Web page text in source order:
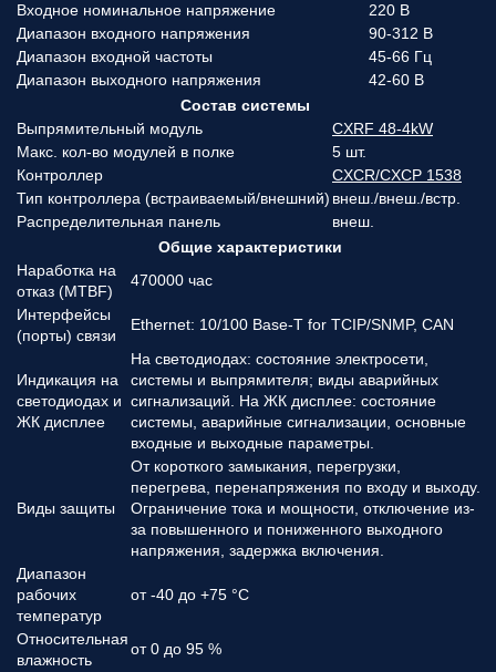
Входное номинальное напряжение
220 В
Диапазон входного напряжения
90-312 В
Диапазон входной частоты
45-66 Гц
Диапазон выходного напряжения
42-60 В
Состав системы
Выпрямительный модуль
CXRF 48-4kW
Макс. кол-во модулей в полке
5 шт.
Контроллер
CXCR/CXCP 1538
Тип контроллера (встраиваемый/внешний) внеш./внеш./встр.
Распределительная панель
внеш.
Общие характеристики
Наработка на
отказ (MTBF)
470000 час
Интерфейсы
(порты) связи
Ethernet: 10/100 Base-T for TCIP/SNMP, CAN
Индикация на
светодиодах и
ЖК дисплее
На светодиодах: состояние электросети,
системы и выпрямителя; виды аварийных
сигнализаций. На ЖК дисплее: состояние
системы, аварийные сигнализации, основные
входные и выходные параметры.
Виды защиты
От короткого замыкания, перегрузки,
перегрева, перенапряжения по входу и выходу.
Ограничение тока и мощности, отключение из-
за повышенного и пониженного выходного
напряжения, задержка включения.
Диапазон
рабочих
температур
от -40 до +75 °С
Относительная
влажность
от 0 до 95 %